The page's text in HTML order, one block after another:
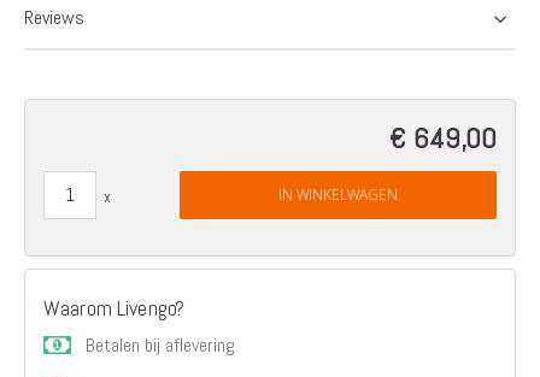
Reviews
€ 649,00
IN WINKELWAGEN
Waarom Livengo?
Betalen bij aflevering